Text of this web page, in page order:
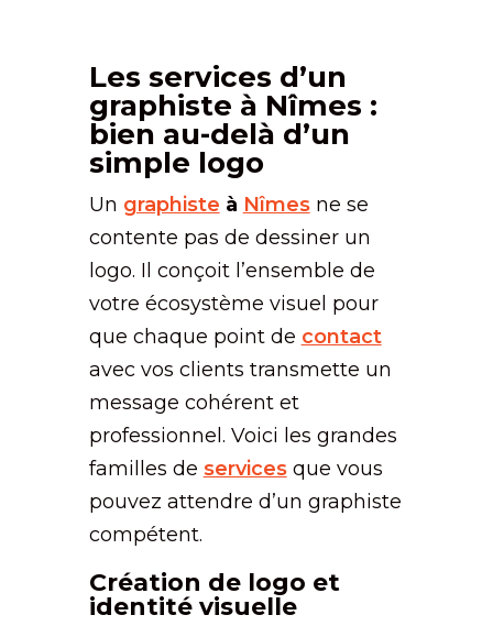
Les services d’un
graphiste à Nîmes :
bien au-delà d’un
simple logo
Un graphiste à Nîmesne se
contente pas de dessiner un
logo. Il conçoit l’ensemble de
votre écosystème visuel pour
que chaque point de contact
avec vos clients transmette un
message cohérent et
professionnel. Voici les grandes
familles de servicesque vous
pouvez attendre d’un graphiste
compétent.
Création de logo et
identité visuelle